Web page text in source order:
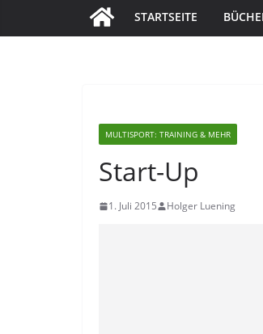
STARTSEITE
MULTISPORT: TRAINING & MEHR
Start-Up
1. Juli 2015 Holger Luening